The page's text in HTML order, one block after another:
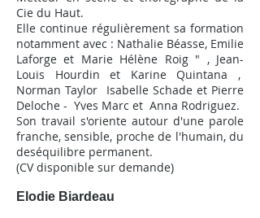
Cie du Haut.
Elle continue régulièrement sa formation
notamment avec : Nathalie Béasse, Emilie
Laforge et Marie Hélène Roig " , Jean-
Louis Hourdin et Karine Quintana ,
Norman Taylor Isabelle Schade et Pierre
Deloche - Yves Marc et Anna Rodriguez.
Son travail s'oriente autour d'une parole
franche, sensible, proche de l'humain, du
deséquilibre permanent.
(CV disponible sur demande)
Elodie Biardeau